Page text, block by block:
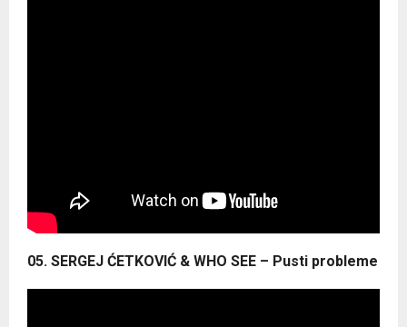
05. SERGEJ ĆETKOVIĆ & WHO SEE – Pusti probleme